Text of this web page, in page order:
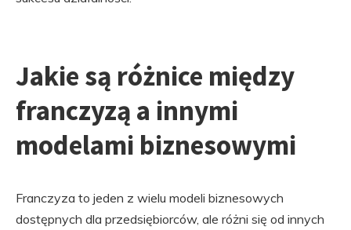
Jakie są różnice między
franczyzą a innymi
modelami biznesowymi
Franczyza to jeden z wielu modeli biznesowych
dostępnych dla przedsiębiorców, ale różni się od innych